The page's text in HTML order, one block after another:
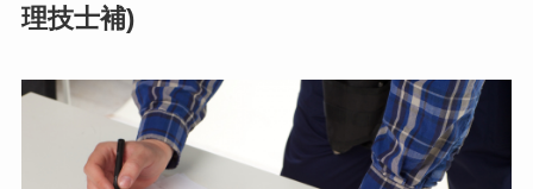
理技士補)